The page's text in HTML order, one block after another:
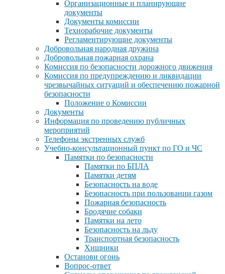
Организационные и планирующие
документы
Документы комиссии
Технорабочие документы
Регламентирующие документы
Добровольная народная дружина
Добровольная пожарная охрана
Комиссия по безопасности дорожного движения
Комиссия по предупреждению и ликвидации
чрезвычайных ситуаций и обеспечению пожарной
безопасности
Положение о Комиссии
Документы
Информация по проведению публичных
мероприятий
Телефоны экстренных служб
Учебно-консультационный пункт по ГО и ЧС
Памятки по безопасности
Памятки по БПЛА
Памятки детям
Безопасность на воде
Безопасность при пользовании газом
Пожарная безопасность
Бродячие собаки
Памятки на лето
Безопасность на льду
Транспортная безопасность
Хищники
Останови огонь
Вопрос-ответ